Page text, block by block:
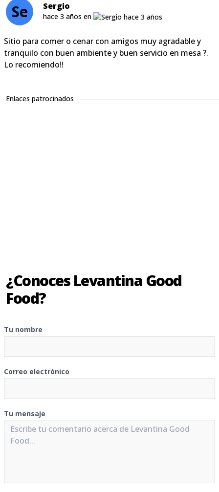
Se Sergio
hace 3 años en
Sitio para comer o cenar con amigos muy agradable y
tranquilo con buen ambiente y buen servicio en mesa ?.
Lo recomiendo!!
Enlaces patrocinados
¿Conoces Levantina Good
Food?
Tu nombre
Correo electrónico
Tu mensaje